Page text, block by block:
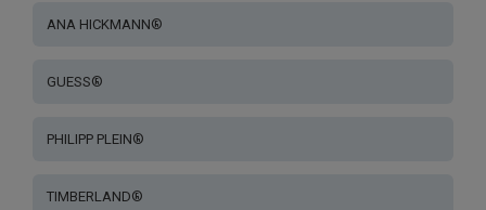
ANA HICKMANN®
GUESS®
PHILIPP PLEIN®
TIMBERLAND®